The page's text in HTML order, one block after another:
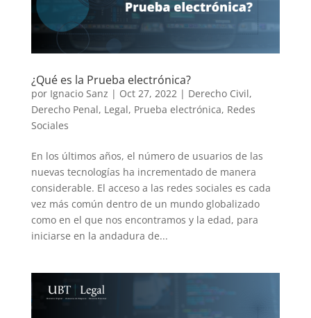
¿Qué es la Prueba electrónica?
por Ignacio Sanz | Oct 27, 2022 | Derecho Civil,
Derecho Penal, Legal, Prueba electrónica, Redes
Sociales
En los últimos años, el número de usuarios de las
nuevas tecnologías ha incrementado de manera
considerable. El acceso a las redes sociales es cada
vez más común dentro de un mundo globalizado
como en el que nos encontramos y la edad, para
iniciarse en la andadura de...